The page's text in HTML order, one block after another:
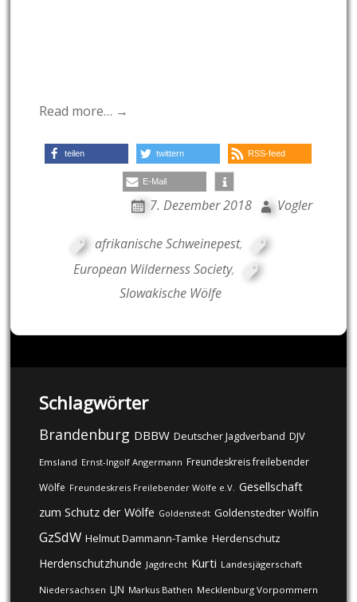
Read more… →
teilen twittern RSS-feed
E-Mail
7. Dezember 2018 Vogler
afrikanische Schweinepest,
European Wilderness Society,
Slowakische Wölfe
Schlagwörter
Brandenburg DBBW Deutscher Jagdverband DJV
Emsland Ernst-Ingolf Angermann Freundeskreis freilebender
Wölfe Freundeskreis Freilebender Wölfe e.V. Gesellschaft
zum Schutz der Wölfe Goldenstedt Goldenstedter Wölfin
GzSdW Helmut Dammann-Tamke Herdenschutz
Herdenschutzhunde Jagdrecht Kurti Landesjägerschaft
Niedersachsen LJN Markus Bathen Mecklenburg Vorpommern